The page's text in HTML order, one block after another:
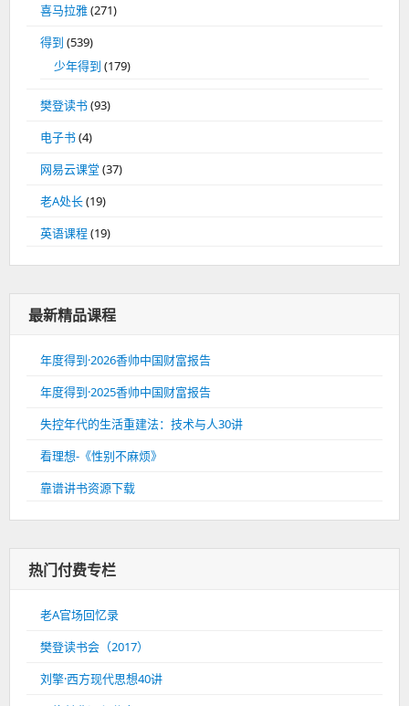
喜马拉雅(271)
得到 (539)
少年得到 (179)
樊登读书(93)
电子书(4)
网易云课堂 (37)
老A处长(19)
英语课程(19)
最新精品课程
年度得到·2026香帅中国财富报告
年度得到·2025香帅中国财富报告
失控年代的生活重建法：技术与人30讲
看理想-《性别不麻烦》
靠谱讲书资源下载
热门付费专栏
老A官场回忆录
樊登读书会（2017）
刘擎·西方现代思想40讲